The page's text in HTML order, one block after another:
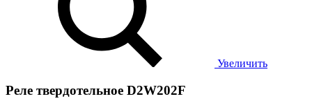
Увеличить
Реле твердотельное D2W202F